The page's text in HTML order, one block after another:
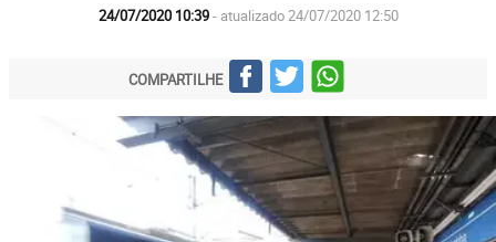
24/07/2020 10:39- atualizado 24/07/2020 12:50
COMPARTILHE